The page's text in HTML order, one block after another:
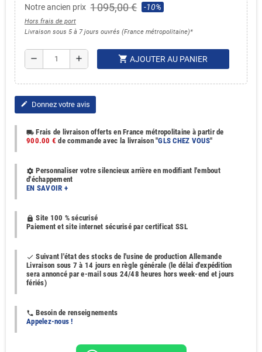
Notre ancien prix 1 095,00 € -10%
Hors frais de port
Livraison sous 5 à 7 jours ouvrés (France métropolitaine)*
remove add shopping_cart AJOUTER AU PANIER
edit Donnez votre avis
local_shipping Frais de livraison offerts en France métropolitaine à partir de
900.00 € de commande avec la livraison "GLS CHEZ VOUS"
settings Personnaliser votre silencieux arrière en modifiant l'embout
d'échappement
EN SAVOIR +
https Site 100 % sécurisé
Paiement et site internet sécurisé par certificat SSL
done Suivant l'état des stocks de l'usine de production Allemande
Livraison sous 7 à 14 jours en règle générale (le délai d'expédition
sera annoncé par e-mail sous 24/48 heures hors week-end et jours
fériés)
phone Besoin de renseignements
Appelez-nous !